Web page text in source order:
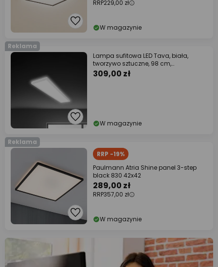
RRP229,00 zł
W magazynie
Reklama
Lampa sufitowa LED Tava, biała,
tworzywo sztuczne, 98 cm,
podświetlenie
309,00 zł
W magazynie
Reklama
RRP -19%
Paulmann Atria Shine panel 3-step
black 830 42x42
289,00 zł
RRP357,00 zł
W magazynie